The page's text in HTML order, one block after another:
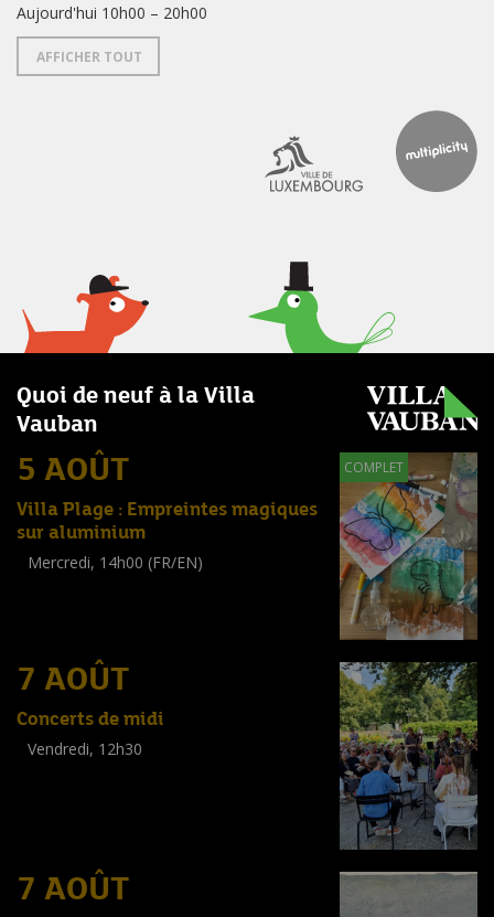
Aujourd'hui 10h00 – 20h00
AFFICHER TOUT
Quoi de neuf à la Villa
Vauban
5 AOÛT COMPLET
Villa Plage : Empreintes magiques
sur aluminium
Mercredi, 14h00 (FR/EN)
7 AOÛT
Concerts de midi
Vendredi, 12h30
7 AOÛT